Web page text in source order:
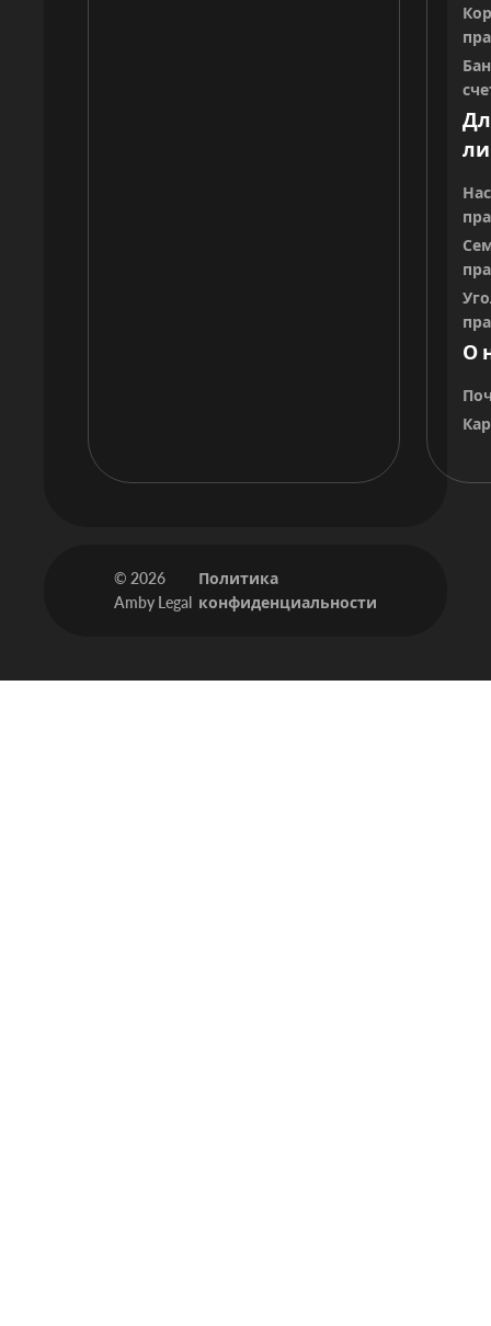
О
© 2026
Amby Legal
Политика
конфиденциальности